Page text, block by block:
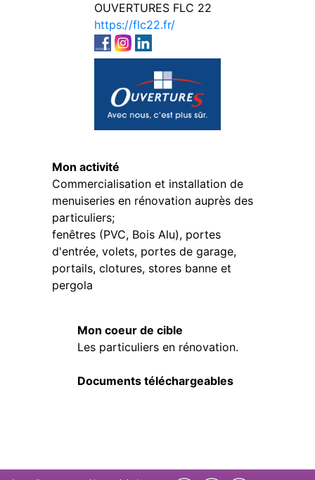
OUVERTURES FLC 22
https://flc22.fr/
Mon activité
Commercialisation et installation de
menuiseries en rénovation auprès des
particuliers;
fenêtres (PVC, Bois Alu), portes
d'entrée, volets, portes de garage,
portails, clotures, stores banne et
pergola
Mon coeur de cible
Les particuliers en rénovation.
Documents téléchargeables